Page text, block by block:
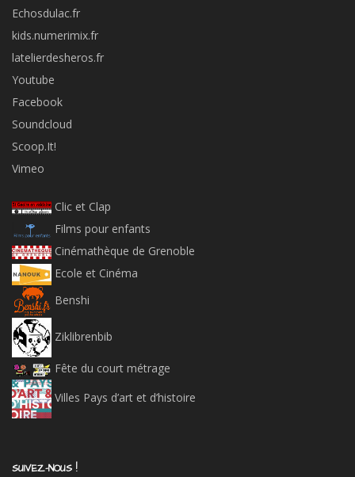
Echosdulac.fr
kids.numerimix.fr
latelierdesheros.fr
Youtube
Facebook
Soundcloud
Scoop.It!
Vimeo
Clic et Clap
Films pour enfants
Cinémathèque de Grenoble
Ecole et Cinéma
Benshi
Ziklibrenbib
Fête du court métrage
Villes Pays d’art et d’histoire
SUIVEZ-NOUS !